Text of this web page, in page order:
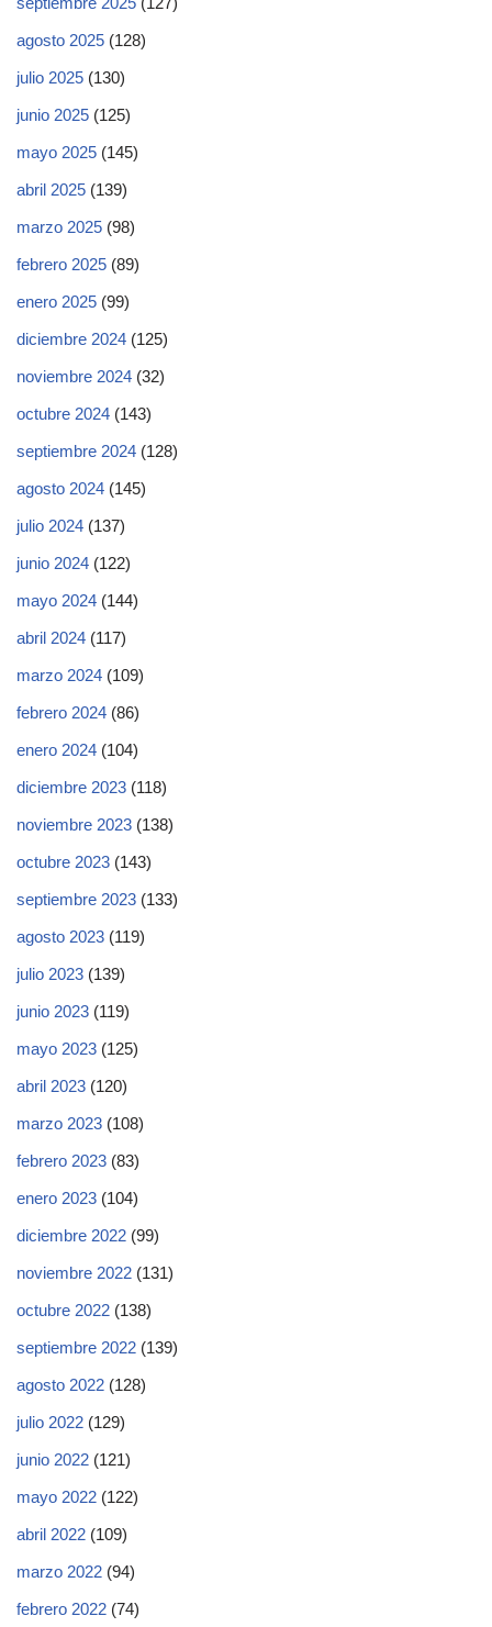
agosto 2025 (128)
julio 2025 (130)
junio 2025 (125)
mayo 2025 (145)
abril 2025 (139)
marzo 2025 (98)
febrero 2025 (89)
enero 2025 (99)
diciembre 2024 (125)
noviembre 2024 (32)
octubre 2024 (143)
septiembre 2024 (128)
agosto 2024 (145)
julio 2024 (137)
junio 2024 (122)
mayo 2024 (144)
abril 2024 (117)
marzo 2024 (109)
febrero 2024 (86)
enero 2024 (104)
diciembre 2023 (118)
noviembre 2023 (138)
octubre 2023 (143)
septiembre 2023 (133)
agosto 2023 (119)
julio 2023 (139)
junio 2023 (119)
mayo 2023 (125)
abril 2023 (120)
marzo 2023 (108)
febrero 2023 (83)
enero 2023 (104)
diciembre 2022 (99)
noviembre 2022 (131)
octubre 2022 (138)
septiembre 2022 (139)
agosto 2022 (128)
julio 2022 (129)
junio 2022 (121)
mayo 2022 (122)
abril 2022 (109)
marzo 2022 (94)
febrero 2022 (74)